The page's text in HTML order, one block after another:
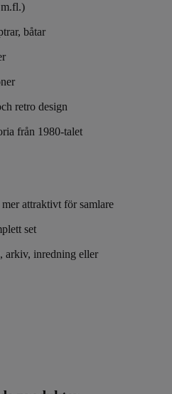
båtar
retro design
från 1980-talet
attraktivt för samlare
set
arkiv, inredning eller